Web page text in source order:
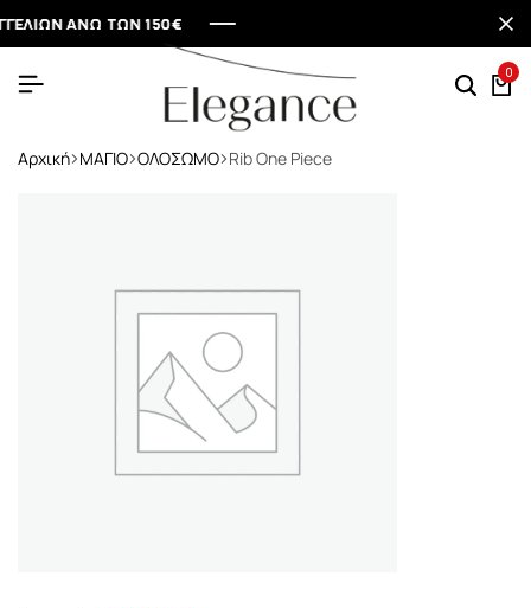
ΑΝΩ ΤΩΝ 150€
ΑΝΩ ΤΩΝ 150€
ΑΝΩ ΤΩΝ 150€
ΑΝΩ ΤΩΝ 150€
0
Αρχική ΜΑΓΙΟ ΟΛΟΣΩΜΟ Rib One Piece